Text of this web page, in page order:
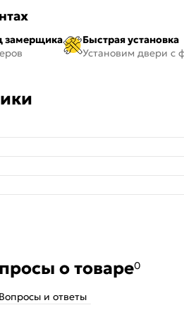
замерщика
Быстрая установка
Установим двери с
о товаре0
Вопросы и ответы